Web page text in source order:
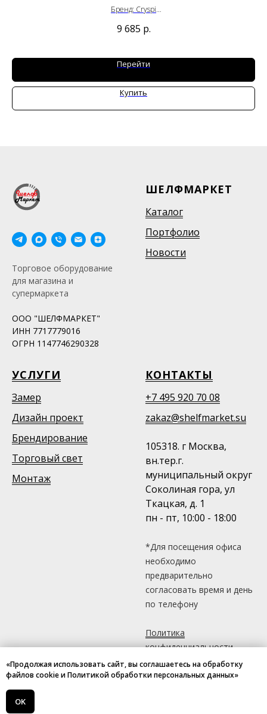
Бренд: Cryspi
Глубина: 600 мм
9 685 р.
Перейти
Купить
Торговое оборудование
для магазина и
супермаркета
ООО "ШЕЛФМАРКЕТ"
ИНН 7717779016
ОГРН 1147746290328
ШЕЛФМАРКЕТ
Каталог
Портфолио
Новости
УСЛУГИ
Замер
Дизайн проект
Брендирование
Торговый свет
Монтаж
КОНТАКТЫ
+7 495 920 70 08
zakaz@shelfmarket.su
105318. г Москва,
вн.тер.г.
муниципальный округ
Соколиная гора, ул
Ткацкая, д. 1
пн - пт, 10:00 - 18:00
*Для посещения офиса
необходимо
предварительно
согласовать время и день
по телефону
Политика
конфиденциальности
«Продолжая использовать сайт, вы соглашаетесь на обработку
файлов cookie и Политикой обработки персональных данных»
OK